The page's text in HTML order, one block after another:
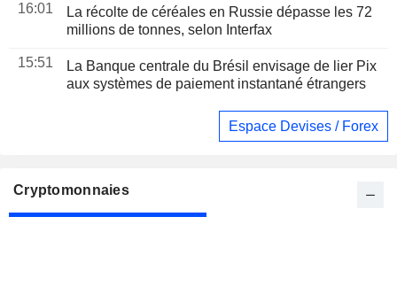
16:01
La récolte de céréales en Russie dépasse les 72
millions de tonnes, selon Interfax
15:51
La Banque centrale du Brésil envisage de lier Pix
aux systèmes de paiement instantané étrangers
Espace Devises / Forex
Cryptomonnaies